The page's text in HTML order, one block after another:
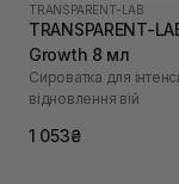
TRANSPARENT-LAB
TRANSPARENT-
Growth 8 мл
Cироватка для
відновлення вій
1 053₴